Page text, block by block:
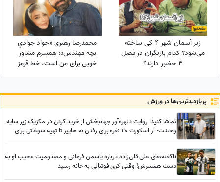
زیر آسمان شهر 4 کِی ساخته
می‌شود؟ کدام بازیگران در فصل
4 حضور دارند؟
محمدرضا رهبری «جواد جوادیِ
بچه مهندس»: همسرم مشاور
خوبی برای من است، خط قرمز
من خانوادمه/عروسی خواهرم
فیلم یا عکسی از من گرفته شود
پربازدید‌ترین‌ها در ورزش
تماشا کنید| روایت دلهره‌آور جهانبخش از خرید کردن در مکزیک زیر سایه
وحشت؛ از اسکورت 20 نفره برای رفتن به هایپر تا تهیه سوغاتی برای
ناگفته‌های علی قلی‌زاده درباره یاسمن فرمانی و مصدومیت عجیب او به
دست همسرش! وقتی کری فوتبالی به خانه رسید